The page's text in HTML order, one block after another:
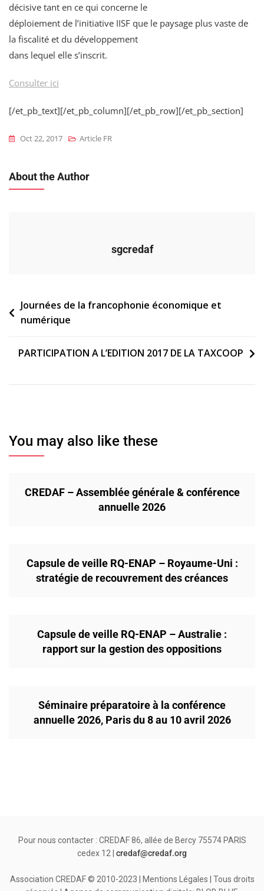
décisive tant en ce qui concerne le
déploiement de l’initiative IISF que le paysage plus vaste de
la fiscalité et du développement
dans lequel elle s’inscrit.
Consulter ici
[/et_pb_text][/et_pb_column][/et_pb_row][/et_pb_section]
Oct 22, 2017 Article FR
About the Author
sgcredaf
Navigation
de
Journées de la francophonie économique et
numérique
PARTICIPATION A L’EDITION 2017 DE LA TAXCOOP
You may also like these
CREDAF – Assemblée générale & conférence
annuelle 2026
Capsule de veille RQ-ENAP – Royaume-Uni :
stratégie de recouvrement des créances
Capsule de veille RQ-ENAP – Australie :
rapport sur la gestion des oppositions
Séminaire préparatoire à la conférence
annuelle 2026, Paris du 8 au 10 avril 2026
Pour nous contacter : CREDAF 86, allée de Bercy 75574 PARIS
cedex 12 | credaf@credaf.org
Association CREDAF © 2010-2023 | Mentions Légales | Tous droits